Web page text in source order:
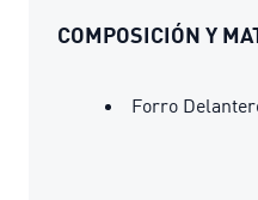
COMPOSICIÓN Y
Forro